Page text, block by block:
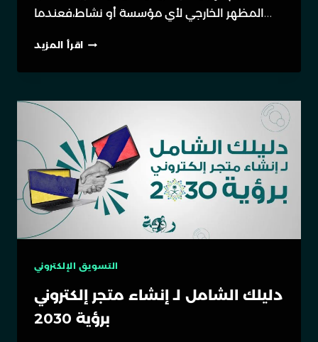
المظهر الخارجي لأي مؤسسة أو نشاط،فعندما…
اقرأ المزيد
التسويق الإلكتروني
دليلك الشامل لـ إنشاء متجر إلكتروني